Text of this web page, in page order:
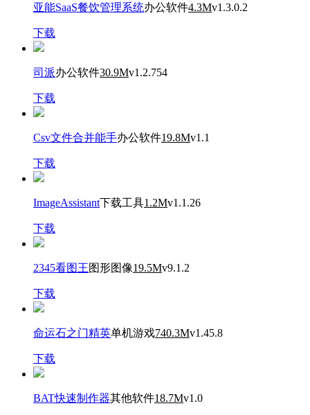
亚能SaaS餐饮管理系统办公软件4.3Mv1.3.0.2
下载
司派办公软件30.9Mv1.2.754
下载
Csv文件合并能手办公软件19.8Mv1.1
下载
ImageAssistant下载工具1.2Mv1.1.26
下载
2345看图王图形图像19.5Mv9.1.2
下载
命运石之门精英单机游戏740.3Mv1.45.8
下载
BAT快速制作器其他软件18.7Mv1.0